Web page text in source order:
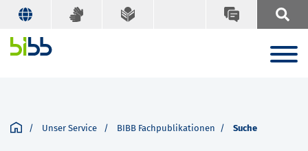
Unser Service BIBB Fachpublikationen Suche